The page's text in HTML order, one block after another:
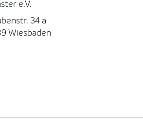
e.V.
34 a
Wiesbaden